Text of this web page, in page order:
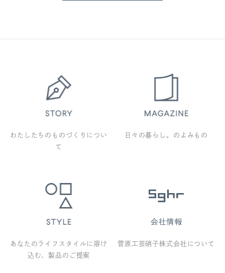
わたしたちのものづくりについ
て
日々の暮らし。のよみもの
あなたのライフスタイルに溶け
込む、製品のご提案
菅原工芸硝子株式会社について